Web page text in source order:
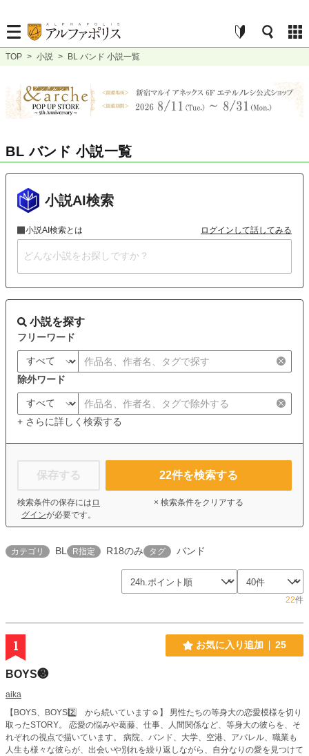
TOP > 小説 > BL バンド 小説一覧
BL バンド 小説一覧
小説AI検索
小説AI検索とは ログインして話してみる
小説を探す
フリーワード
除外ワード
+ さらに詳しく検索する
保存する
検索条件の保存には ロ
グインが必要です。
22件を検索する
× 検索条件をクリアする
カテゴリ BL R指定 R18のみ タグ バンド
22件
1 お気に入り追加 25
BOYS❸
aika
【BOYS、BOYS2️⃣ から続いています☺︎】 男性たちの等身大の恋愛模様を切り
取ったSTORY。 恋愛の悩みや葛藤、仕事、人間関係など、等身大の彼らを、そ
れぞれの視点で描いています。 病院、バンド、大学、空港、アパレル、職業も
人生も様々な彼らが、出会いや別れを繰り返しながら、自分なりの愛を見つけて